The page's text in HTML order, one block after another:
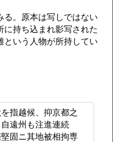
る。原本は写しではない
に持ち込まれ影写された
という人物が所持してい
指越候、抑京都之
遠州も注進連続
固ニ其地被相拘専